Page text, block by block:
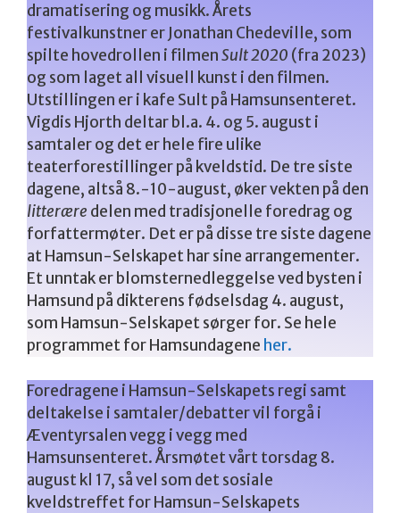
dramatisering og musikk. Årets
festivalkunstner er Jonathan Chedeville, som
spilte hovedrollen i filmenSult 2020 (fra 2023)
og som laget all visuell kunst i den filmen.
Utstillingen er i kafe Sult på Hamsunsenteret.
Vigdis Hjorth deltar bl.a. 4. og 5. august i
samtaler og det er hele fire ulike
teaterforestillinger på kveldstid. De tre siste
dagene, altså 8.-10-august, øker vekten på den
litterære delen med tradisjonelle foredrag og
forfattermøter. Det er på disse tre siste dagene
at Hamsun-Selskapet har sine arrangementer.
Et unntak er blomsternedleggelse ved bysten i
Hamsund på dikterens fødselsdag 4. august,
som Hamsun-Selskapet sørger for. Se hele
programmet for Hamsundagene her.
Foredragene i Hamsun-Selskapets regi samt
deltakelse i samtaler/debatter vil forgå i
Æventyrsalen vegg i vegg med
Hamsunsenteret. Årsmøtet vårt torsdag 8.
august kl 17, så vel som det sosiale
kveldstreffet for Hamsun-Selskapets